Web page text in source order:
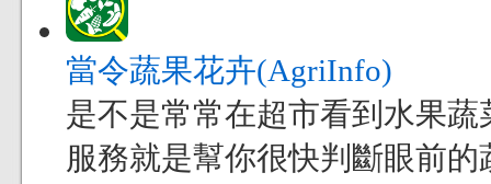
當令蔬果花卉(AgriInfo)
是不是常常在超市看到水果
服務就是幫你很快判斷眼前